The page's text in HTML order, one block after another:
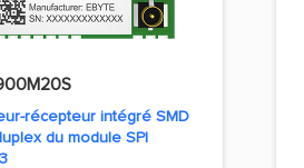
récepteur intégré SMD
du module SPI